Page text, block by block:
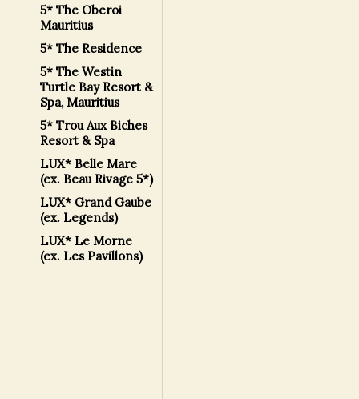
5* The Oberoi
Mauritius
5* The Residence
5* The Westin
Turtle Bay Resort &
Spa, Mauritius
5* Trou Aux Biches
Resort & Spa
LUX* Belle Mare
(ex. Beau Rivage 5*)
LUX* Grand Gaube
(ex. Legends)
LUX* Le Morne
(ex. Les Pavillons)